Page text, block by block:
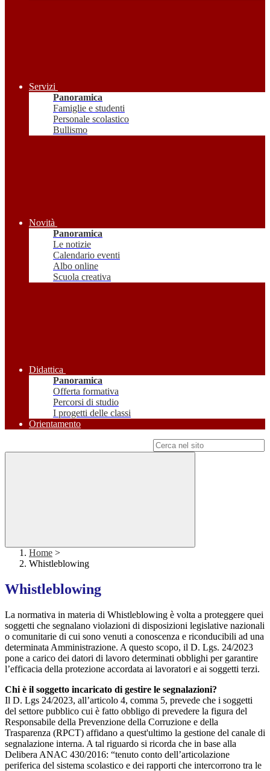
Servizi
Panoramica
Famiglie e studenti
Personale scolastico
Bullismo
Novità
Panoramica
Le notizie
Calendario eventi
Albo online
Scuola creativa
Didattica
Panoramica
Offerta formativa
Percorsi di studio
I progetti delle classi
Orientamento
Home >
Whistleblowing
Whistleblowing
La normativa in materia di Whistleblowing è volta a proteggere quei
soggetti che segnalano violazioni di disposizioni legislative nazionali
o comunitarie di cui sono venuti a conoscenza e riconducibili ad una
determinata Amministrazione. A questo scopo, il D. Lgs. 24/2023
pone a carico dei datori di lavoro determinati obblighi per garantire
l’efficacia della protezione accordata ai lavoratori e ai soggetti terzi.
Chi è il soggetto incaricato di gestire le segnalazioni?
Il D. Lgs 24/2023, all’articolo 4, comma 5, prevede che i soggetti
del settore pubblico cui è fatto obbligo di prevedere la figura del
Responsabile della Prevenzione della Corruzione e della
Trasparenza (RPCT) affidano a quest'ultimo la gestione del canale di
segnalazione interna. A tal riguardo si ricorda che in base alla
Delibera ANAC 430/2016: “tenuto conto dell’articolazione
periferica del sistema scolastico e dei rapporti che intercorrono tra le